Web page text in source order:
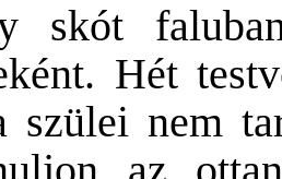
skót
Hét
nem